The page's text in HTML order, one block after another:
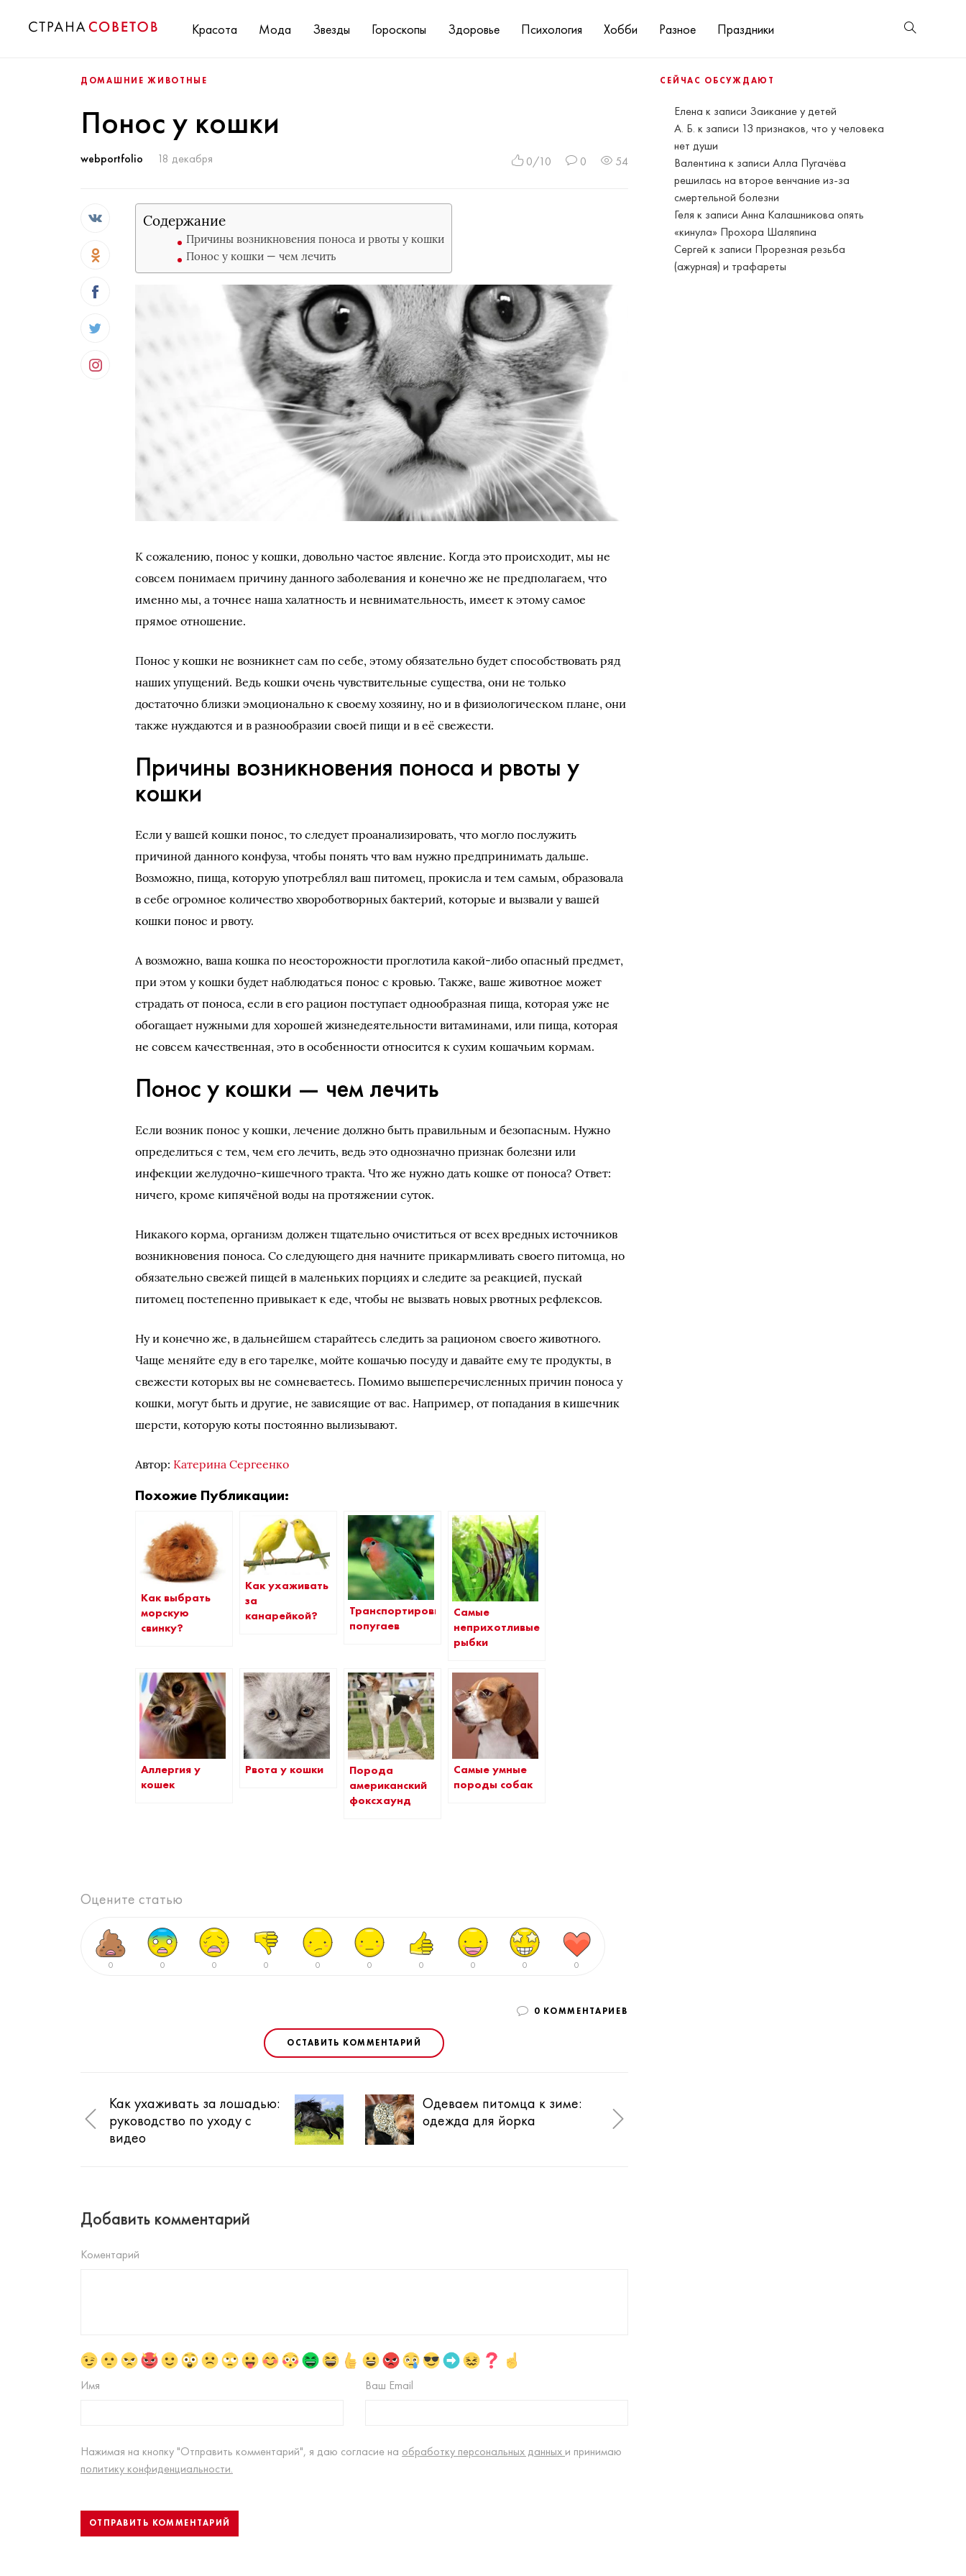
Красота Мода Звезды Гороскопы Здоровье Психология Хобби Разное Праздники
СЕЙЧАС ОБСУЖДАЮТ
Елена к записи Заикание у детей
А. Б. к записи 13 признаков, что у человека
нет души
Валентина к записиАлла Пугачёва
решилась на второе венчание из-за
смертельной болезни
Геля к записиАнна Калашникова опять
«кинула» Прохора Шаляпина
Сергей к записи Прорезная резьба
(ажурная) и трафареты
ДОМАШНИЕ ЖИВОТНЫЕ
Понос у кошки
webportfolio 18 декабря 0/10 0 54
Содержание
Причины возникновения поноса и рвоты у кошки
Понос у кошки — чем лечить
К сожалению, понос у кошки, довольно частое явление. Когда это происходит, мы не
совсем понимаем причину данного заболевания и конечно же не предполагаем, что
именно мы, а точнее наша халатность и невнимательность, имеет к этому самое
прямое отношение.
Понос у кошки не возникнет сам по себе, этому обязательно будет способствовать ряд
наших упущений. Ведь кошки очень чувствительные существа, они не только
достаточно близки эмоционально к своему хозяину, но и в физиологическом плане, они
также нуждаются и в разнообразии своей пищи и в её свежести.
Причины возникновения поноса и рвоты у
кошки
Если у вашей кошки понос, то следует проанализировать, что могло послужить
причиной данного конфуза, чтобы понять что вам нужно предпринимать дальше.
Возможно, пища, которую употреблял ваш питомец, прокисла и тем самым, образовала
в себе огромное количество хвороботворных бактерий, которые и вызвали у вашей
кошки понос и рвоту.
А возможно, ваша кошка по неосторожности проглотила какой-либо опасный предмет,
при этом у кошки будет наблюдаться понос с кровью. Также, ваше животное может
страдать от поноса, если в его рацион поступает однообразная пища, которая уже не
обогащает нужными для хорошей жизнедеятельности витаминами, или пища, которая
не совсем качественная, это в особенности относится к сухим кошачьим кормам.
Понос у кошки — чем лечить
Если возник понос у кошки, лечение должно быть правильным и безопасным. Нужно
определиться с тем, чем его лечить, ведь это однозначно признак болезни или
инфекции желудочно-кишечного тракта. Что же нужно дать кошке от поноса? Ответ:
ничего, кроме кипячёной воды на протяжении суток.
Никакого корма, организм должен тщательно очиститься от всех вредных источников
возникновения поноса. Со следующего дня начните прикармливать своего питомца, но
обязательно свежей пищей в маленьких порциях и следите за реакцией, пускай
питомец постепенно привыкает к еде, чтобы не вызвать новых рвотных рефлексов.
Ну и конечно же, в дальнейшем старайтесь следить за рационом своего животного.
Чаще меняйте еду в его тарелке, мойте кошачью посуду и давайте ему те продукты, в
свежести которых вы не сомневаетесь. Помимо вышеперечисленных причин поноса у
кошки, могут быть и другие, не зависящие от вас. Например, от попадания в кишечник
шерсти, которую коты постоянно вылизывают.
Автор: Катерина Сергеенко
Похожие Публикации:
Как выбрать
морскую
свинку?
Как ухаживать
за
канарейкой?
Транспортировка
попугаев
Самые
неприхотливые
рыбки
Аллергия у
кошек
Рвота у кошки
Порода
американский
фоксхаунд
Самые умные
породы собак
Оцените статью
0 0 0 0 0 0 0 0 0 0
0 КОММЕНТАРИЕВ
ОСТАВИТЬ КОММЕНТАРИЙ
Как ухаживать за лошадью:
руководство по уходу с
видео
Одеваем питомца к зиме:
одежда для йорка
мальков: чем кормить
Добавить комментарий
Коментарий
Имя Ваш Email
Нажимая на кнопку "Отправить комментарий", я даю согласие на обработку персональных данных и принимаю
политику конфиденциальности.